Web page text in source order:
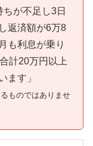
が不足し3日
返済額が6万8
も利息が乗り
計20万円以上
ます」
ものではありませ